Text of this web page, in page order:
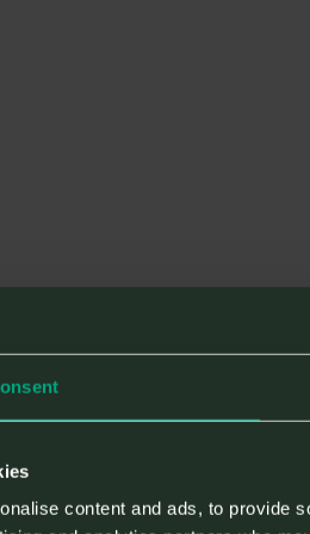
content and ads, to provide